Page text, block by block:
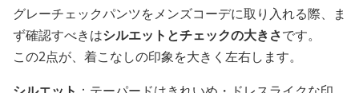
グレーチェックパンツをメンズコーデに取り入れる際、ま
ず確認すべきはシルエットとチェックの大きさです。
この2点が、着こなしの印象を大きく左右します。